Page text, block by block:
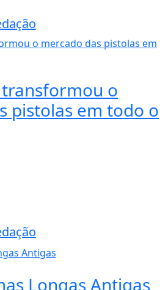
Presley é
US$ 200 mil
o
pistolas em todo o